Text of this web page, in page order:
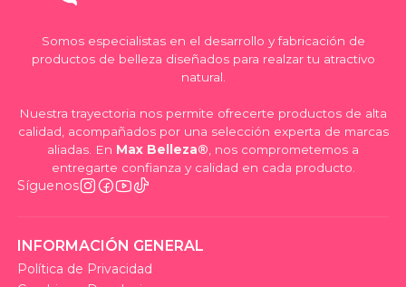
Somos especialistas en el desarrollo y fabricación de
productos de belleza diseñados para realzar tu atractivo
natural.
Nuestra trayectoria nos permite ofrecerte productos de alta
calidad, acompañados por una selección experta de marcas
aliadas. En Max Belleza® , nos comprometemos a
entregarte confianza y calidad en cada producto.
Síguenos
INFORMACIÓN GENERAL
Política de Privacidad